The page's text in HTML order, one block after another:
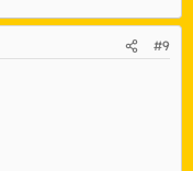
#9